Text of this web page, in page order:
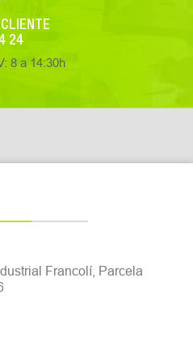
24
8 a 14:30h
Francolí, Parcela